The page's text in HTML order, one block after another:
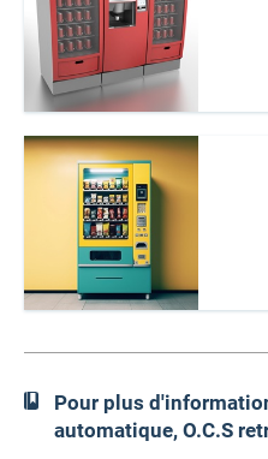
Pour plus
automatique, O.C.S